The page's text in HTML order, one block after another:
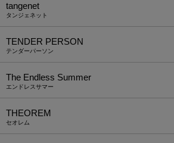
tangenet
タンジェネット
TENDER PERSON
テンダーパーソン
The Endless Summer
エンドレスサマー
THEOREM
セオレム